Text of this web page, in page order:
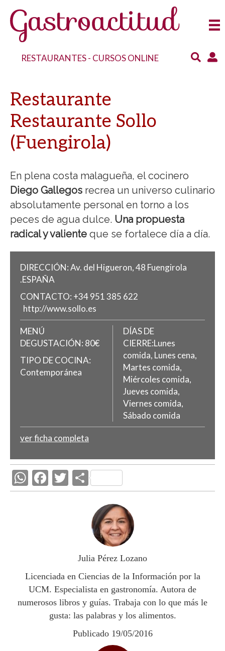
RESTAURANTES- CURSOS ONLINE
Restaurante
Restaurante Sollo
(Fuengirola)
En plena costa malagueña, el cocinero
Diego Gallegos recrea un universo culinario
absolutamente personal en torno a los
peces de agua dulce. Una propuesta
radical y valiente que se fortalece día a día.
DIRECCIÓN:Av. del Higueron, 48 Fuengirola
.ESPAÑA
CONTACTO: +34 951 385 622
http://www.sollo.es
MENÚ
DEGUSTACIÓN: 80€
TIPO DE COCINA:
Contemporánea
DÍAS DE
CIERRE:Lunes
comida, Lunes cena,
Martes comida,
Miércoles comida,
Jueves comida,
Viernes comida,
Sábado comida
ver ficha completa
W
h
p
F
ac
k
T
w
C
o
m
p
ar
ti
r
Julia Pérez Lozano
Licenciada en Ciencias de la Información por la
UCM. Especialista en gastronomía. Autora de
numerosos libros y guías. Trabaja con lo que más le
gusta: las palabras y los alimentos.
Publicado 19/05/2016